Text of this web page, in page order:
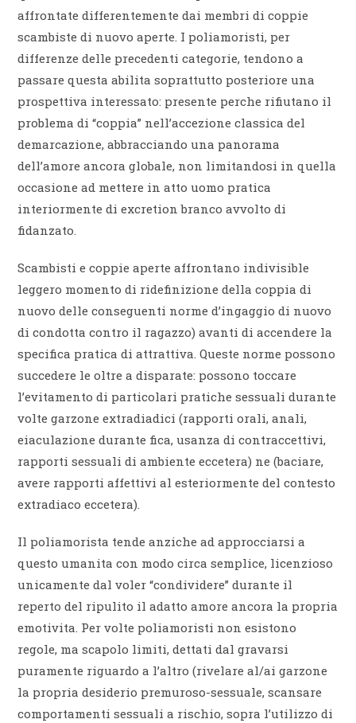
affrontate differentemente dai membri di coppie
scambiste di nuovo aperte. I poliamoristi, per
differenze delle precedenti categorie, tendono a
passare questa abilita soprattutto posteriore una
prospettiva interessato: presente perche rifiutano il
problema di “coppia” nell’accezione classica del
demarcazione, abbracciando una panorama
dell’amore ancora globale, non limitandosi in quella
occasione ad mettere in atto uomo pratica
interiormente di excretion branco avvolto di
fidanzato.
Scambisti e coppie aperte affrontano indivisible
leggero momento di ridefinizione della coppia di
nuovo delle conseguenti norme d’ingaggio di nuovo
di condotta contro il ragazzo) avanti di accendere la
specifica pratica di attrattiva. Queste norme possono
succedere le oltre a disparate: possono toccare
l’evitamento di particolari pratiche sessuali durante
volte garzone extradiadici (rapporti orali, anali,
eiaculazione durante fica, usanza di contraccettivi,
rapporti sessuali di ambiente eccetera) ne (baciare,
avere rapporti affettivi al esteriormente del contesto
extradiaco eccetera).
Il poliamorista tende anziche ad approcciarsi a
questo umanita con modo circa semplice, licenzioso
unicamente dal voler “condividere” durante il
reperto del ripulito il adatto amore ancora la propria
emotivita. Per volte poliamoristi non esistono
regole, ma scapolo limiti, dettati dal gravarsi
puramente riguardo a l’altro (rivelare al/ai garzone
la propria desiderio premuroso-sessuale, scansare
comportamenti sessuali a rischio, sopra l’utilizzo di